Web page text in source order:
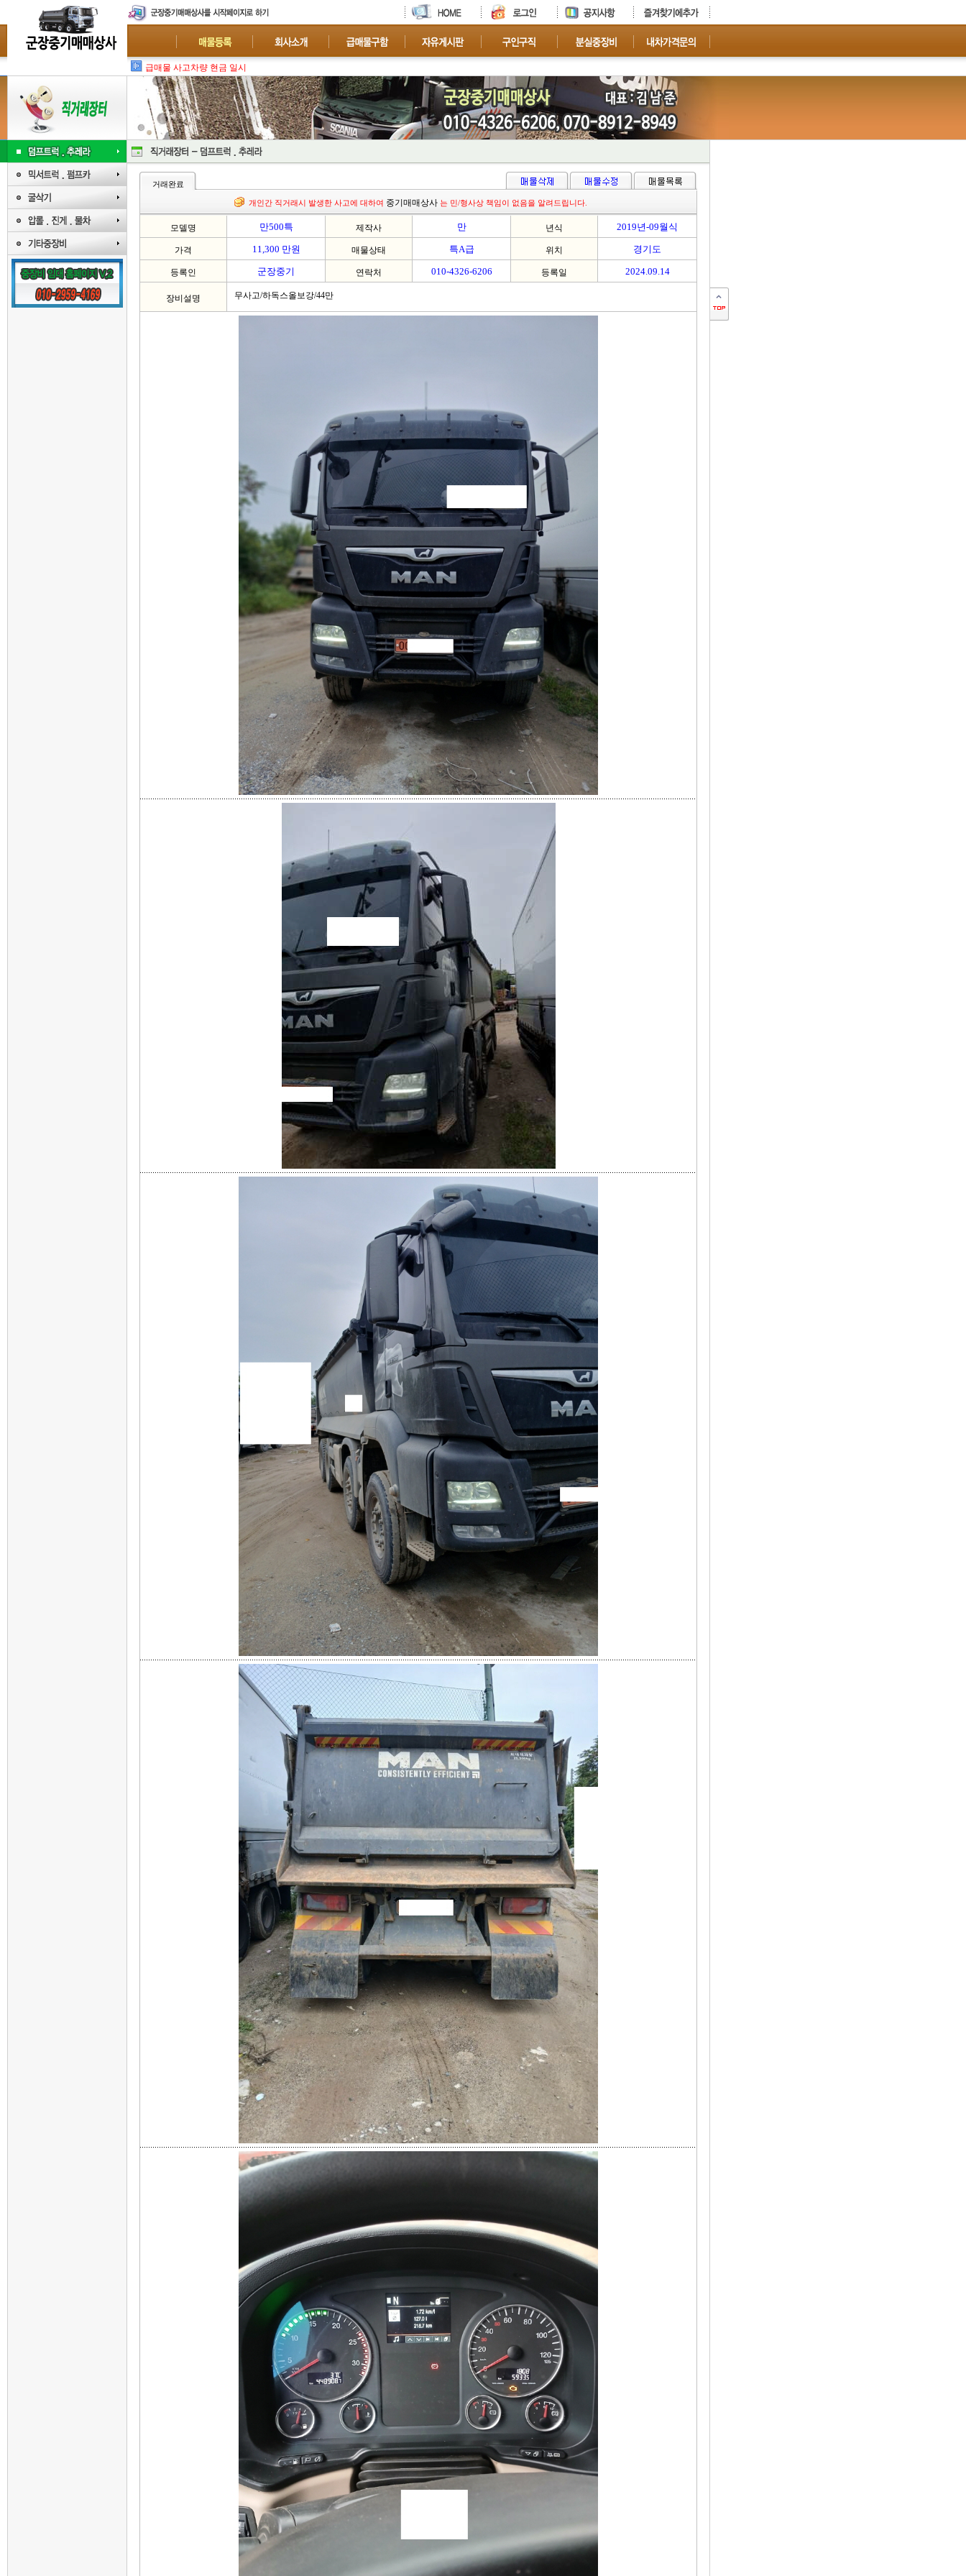
급매물 사고차량 현금 일시불 매입 : 폐차-수출
거래완료
개인간 직거래시 발생한 사고에 대하여 중기매매상사 는 민/형사상 책임이 없음을 알려드립니다.
모델명 만500특 제작사 만 년식 2019년-09월식
가격 11,300 만원 매물상태 특A급 위치 경기도
등록인 군장중기 연락처 010-4326-6206 등록일 2024.09.14
장비설명 무사고/하독스올보강/44만